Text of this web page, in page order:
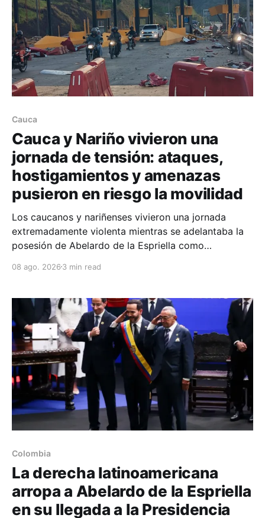
Cauca
Cauca y Nariño vivieron una
jornada de tensión: ataques,
hostigamientos y amenazas
pusieron en riesgo la movilidad
Los caucanos y nariñenses vivieron una jornada
extremadamente violenta mientras se adelantaba la
posesión de Abelardo de la Espriella como
08 ago. 2026 3 min read
Colombia
La derecha latinoamericana
arropa a Abelardo de la Espriella
en su llegada a la Presidencia